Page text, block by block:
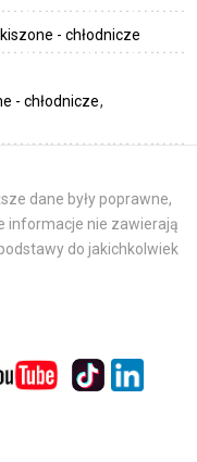
- chłodnicze
- chłodnicze
dane były poprawne,
informacje nie zawierają
do jakichkolwiek